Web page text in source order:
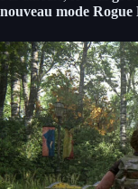
nouveau mode